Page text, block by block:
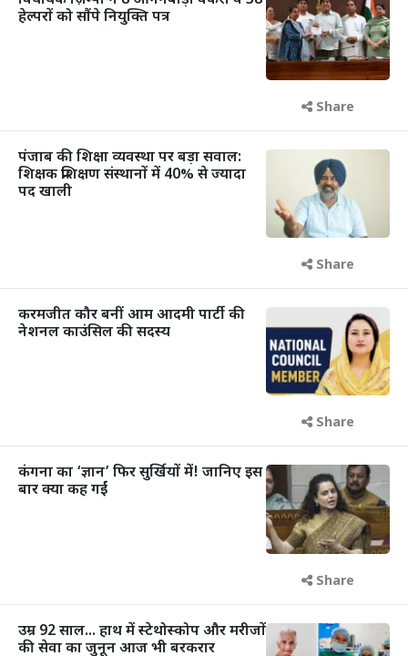
हेल्परों को सौंपे नियुक्ति पत्र
Share
पंजाब की शिक्षा व्यवस्था पर बड़ा सवाल:
शिक्षक प्रशिक्षण संस्थानों में 40% से ज्यादा
पद खाली
Share
करमजीत कौर बनीं आम आदमी पार्टी की
नेशनल काउंसिल की सदस्य
Share
कंगना का ‘ज्ञान’ फिर सुर्खियों में! जानिए इस
बार क्या कह गईं
Share
उम्र 92 साल... हाथ में स्टेथोस्कोप और मरीजों
की सेवा का जुनून आज भी बरकरार